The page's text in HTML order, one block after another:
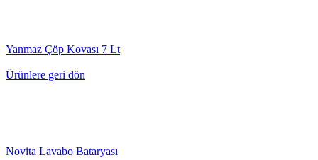
Yanmaz Çöp Kovası 7 Lt
Ürünlere geri dön
Novita Lavabo Bataryası